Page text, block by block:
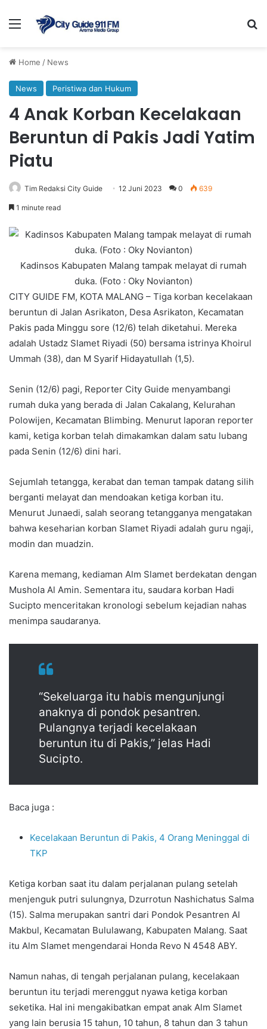
Menu
Home / News
News Peristiwa dan Hukum
4 Anak Korban Kecelakaan
Beruntun di Pakis Jadi Yatim
Piatu
Tim Redaksi City Guide 12 Juni 2023 0 639
1 minute read
Kadinsos Kabupaten Malang tampak melayat di rumah
duka. (Foto : Oky Novianton)
CITY GUIDE FM, KOTA MALANG – Tiga korban kecelakaan
beruntun di Jalan Asrikaton, Desa Asrikaton, Kecamatan
Pakis pada Minggu sore (12/6) telah diketahui. Mereka
adalah Ustadz Slamet Riyadi (50) bersama istrinya Khoirul
Ummah (38), dan M Syarif Hidayatullah (1,5).
Senin (12/6) pagi, Reporter City Guide menyambangi
rumah duka yang berada di Jalan Cakalang, Kelurahan
Polowijen, Kecamatan Blimbing. Menurut laporan reporter
kami, ketiga korban telah dimakamkan dalam satu lubang
pada Senin (12/6) dini hari.
Sejumlah tetangga, kerabat dan teman tampak datang silih
berganti melayat dan mendoakan ketiga korban itu.
Menurut Junaedi, salah seorang tetangganya mengatakan
bahwa keseharian korban Slamet Riyadi adalah guru ngaji,
modin dan muadzin.
Karena memang, kediaman Alm Slamet berdekatan dengan
Mushola Al Amin. Sementara itu, saudara korban Hadi
Sucipto menceritakan kronologi sebelum kejadian nahas
menimpa saudaranya.
“Sekeluarga itu habis mengunjungi
anaknya di pondok pesantren.
Pulangnya terjadi kecelakaan
beruntun itu di Pakis,” jelas Hadi
Sucipto.
Baca juga :
Kecelakaan Beruntun di Pakis, 4 Orang Meninggal di
TKP
Ketiga korban saat itu dalam perjalanan pulang setelah
menjenguk putri sulungnya, Dzurrotun Nashichatus Salma
(15). Salma merupakan santri dari Pondok Pesantren Al
Makbul, Kecamatan Bululawang, Kabupaten Malang. Saat
itu Alm Slamet mengendarai Honda Revo N 4548 ABY.
Namun nahas, di tengah perjalanan pulang, kecelakaan
beruntun itu terjadi merenggut nyawa ketiga korban
seketika. Hal ini mengakibatkan empat anak Alm Slamet
yang lain berusia 15 tahun, 10 tahun, 8 tahun dan 3 tahun